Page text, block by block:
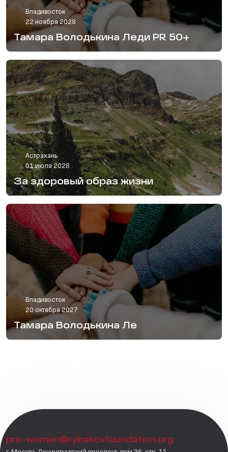
Владивосток
22 ноября 2028
Тамара Володькина Леди PR 50+
Астрахань
01 июля 2028
За здоровый образ жизни
Владивосток
20 октября 2027
Тамара Володькина Ле
pro-women@rybakovfoundation.org